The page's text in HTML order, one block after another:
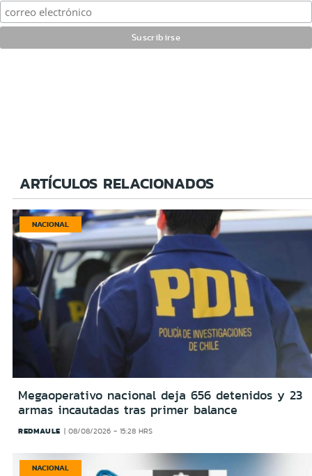
ARTÍCULOS RELACIONADOS
NACIONAL
Megaoperativo nacional deja 656 detenidos y 23
armas incautadas tras primer balance
REDMAULE 08/08/2026 - 15:28 HRS
NACIONAL